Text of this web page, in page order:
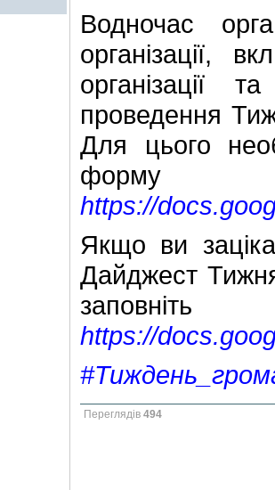
Водночас
організації,
організації
проведення
Для цього
https://
Якщо ви
Дайджест
https://
Переглядів 494